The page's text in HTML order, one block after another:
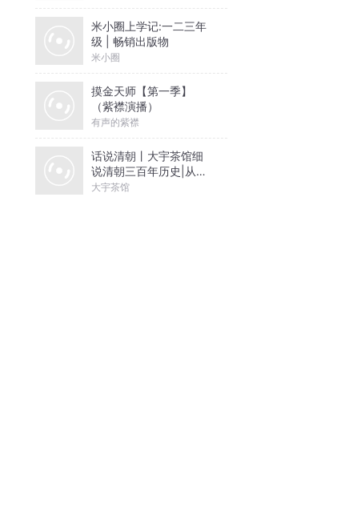
米小圈上学记:一二三年
级 | 畅销出版物
米小圈
摸金天师【第一季】
（紫襟演播）
有声的紫襟
话说清朝丨大宇茶馆细
说清朝三百年历史|从努
尔哈赤到末代皇帝溥仪|
大宇茶馆